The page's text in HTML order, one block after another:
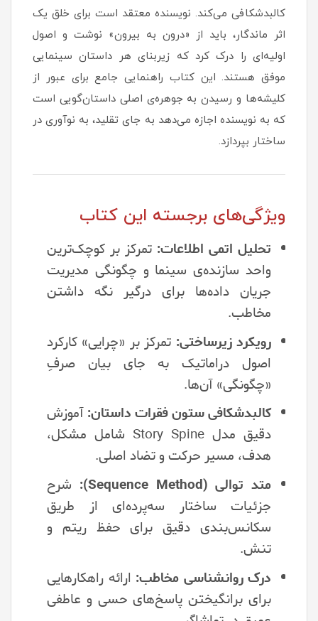
کالبدشکافی می‌کند. نویسنده معتقد است برای خلق یک
اثر ماندگار، باید از «درون به بیرون» نوشت و اصول
اولیه‌ای را درک کرد که زیربنای هر داستان سینمایی
موفق هستند. این کتاب راهنمایی جامع برای عبور از
کلیشه‌ها و رسیدن به جوهره‌ی اصلی داستان‌گویی است
که به نویسنده اجازه می‌دهد به جای تقلید، به نوآوری در
ساختار بپردازد.
ویژگی‌های برجسته این کتاب
تحلیل اتمی اطلاعات: تمرکز بر کوچک‌ترین
واحد سازنده‌ی سینما و چگونگی مدیریت
جریان داده‌ها برای درگیر نگه داشتن
مخاطب.
رویکرد زیرساختی: تمرکز بر «چرایی» کارکرد
اصول دراماتیک به جای بیان صرفِ
«چگونگی» آن‌ها.
کالبدشکافی ستون فقرات داستان:آموزش
دقیق مدل Story Spine شامل مشکل،
هدف، مسیر حرکت و تضاد اصلی.
متد توالی (Sequence Method):
شرح
جزئیات ساختار سه‌پرده‌ای از طریق
سکانس‌بندی دقیق برای حفظ ریتم و
تنش.
درک روانشناسی مخاطب: ارائه راهکارهایی
برای برانگیختن پاسخ‌های حسی و عاطفی